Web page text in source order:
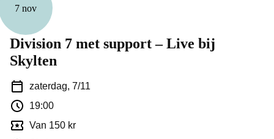
7 nov
Division 7 met support – Live bij
Skylten
zaterdag, 7/11
19:00
Van 150 kr